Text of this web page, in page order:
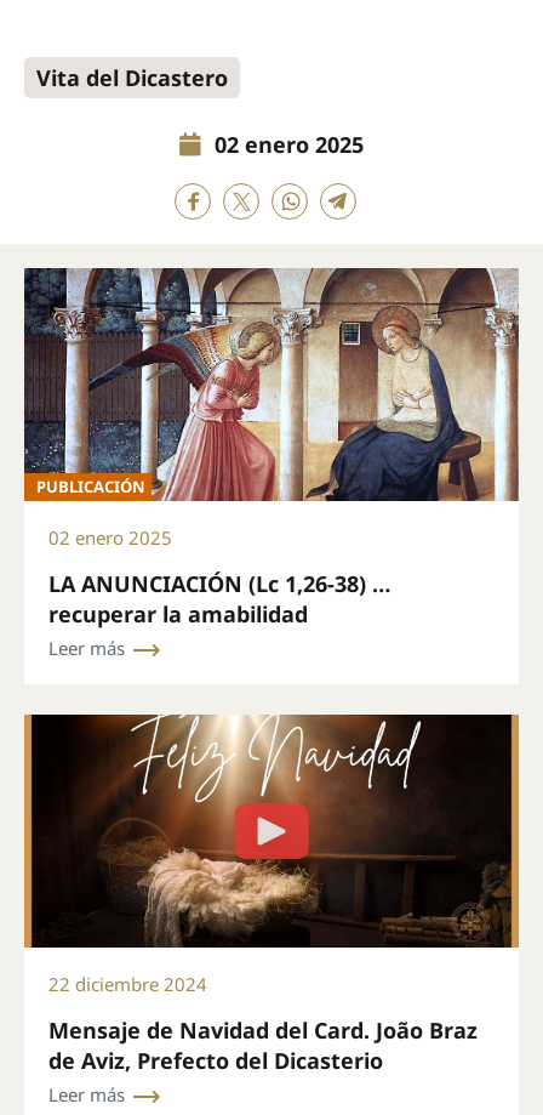
Vita del Dicastero
02 enero 2025
PUBLICACIÓN
02 enero 2025
LA ANUNCIACIÓN (Lc 1,26-38) …
recuperar la amabilidad
Leer más
22 diciembre 2024
Mensaje de Navidad del Card. João Braz
de Aviz, Prefecto del Dicasterio
Leer más